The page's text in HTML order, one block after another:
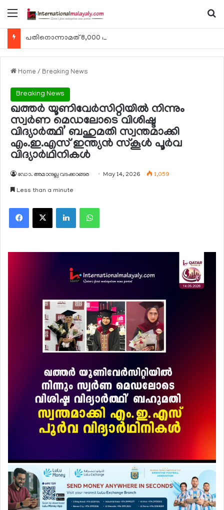
Menu
Home / Breaking News
Breaking News
ഖത്തര്‍ യൂണിവേര്‍സിറ്റിയില്‍ നിന്നും
സ്വര്‍ണ മെഡലോടെ വിശിഷ്ട
വിദ്യാര്‍ത്ഥി’ ബഹുമതി സ്വന്തമാക്കി
എം.ഇ.എസ് ഇന്ത്യന്‍ സ്‌കൂള്‍ പൂര്‍വ
വിദ്യാര്‍ഥിനികള്‍
ഡോ. അമാനുല്ല വടക്കാങ്ങര May 14, 2026 1,059
Less than a minute
Facebook
X LinkedInWhatsApp